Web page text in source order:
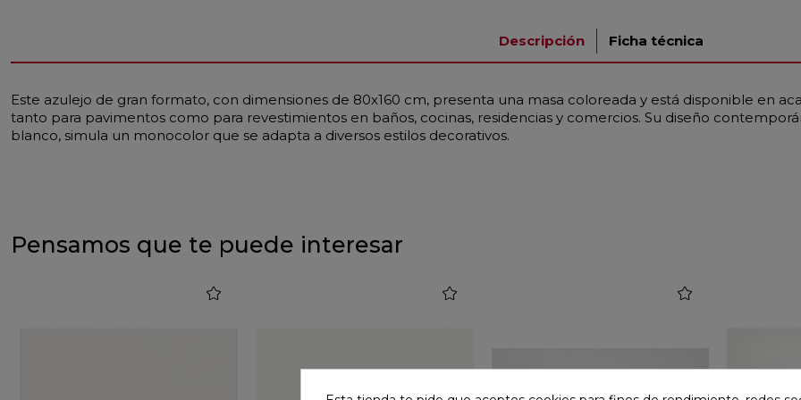
Descripción Ficha técnica
Este azulejo de gran formato, con dimensiones de 80x160 cm, presenta una masa coloreada y está disponible en
tanto para pavimentos como para revestimientos en baños, cocinas, residencias y comercios. Su diseño
blanco, simula un monocolor que se adapta a diversos estilos decorativos.
Pensamos que te puede interesar
favorite favorite